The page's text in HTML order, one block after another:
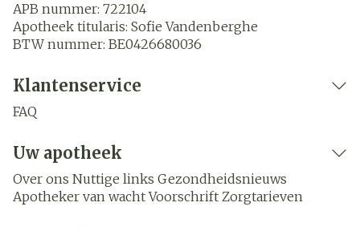
APB nummer: 722104
Apotheek titularis: Sofie Vandenberghe
BTW nummer: BE0426680036
Klantenservice
FAQ
Uw apotheek
Over ons Nuttige links Gezondheidsnieuws
Apotheker van wacht Voorschrift Zorgtarieven